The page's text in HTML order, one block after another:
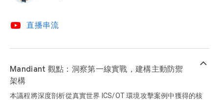
video_youtube 直播串流
Mandiant 觀點：洞察第一線實戰，建構主動防禦
架構
本議程將深度剖析從真實世界 ICS/OT 環境攻擊案例中獲得的核
keyboard_arrow_up